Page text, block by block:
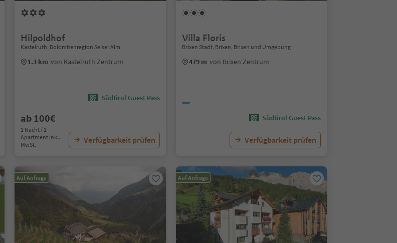
Hilpoldhof
Kastelruth, Dolomitenregion Seiser Alm
1.3 km von Kastelruth Zentrum
Südtirol Guest Pass
ab 100€
1 Nacht / 1
Apartment Inkl.
MwSt.
Verfügbarkeit prüfen
Villa Floris
Brixen Stadt, Brixen, Brixen und Umgebung
479 m von Brixen Zentrum
Südtirol Guest Pass
Verfügbarkeit prüfen
Auf Anfrage Auf Anfrage